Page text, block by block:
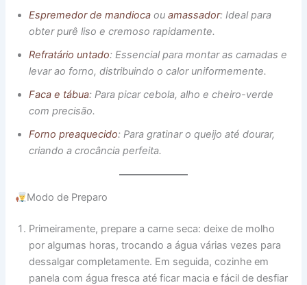
Espremedor de mandioca ouamassador: Ideal para
obter purê liso e cremoso rapidamente.
Refratário untado: Essencial para montar as camadas e
levar ao forno, distribuindo o calor uniformemente.
Faca e tábua: Para picar cebola, alho e cheiro-verde
com precisão.
Forno preaquecido: Para gratinar o queijo até dourar,
criando a crocância perfeita.
Modo de Preparo
Primeiramente, prepare a carne seca: deixe de molho
por algumas horas, trocando a água várias vezes para
dessalgar completamente. Em seguida, cozinhe em
panela com água fresca até ficar macia e fácil de desfiar